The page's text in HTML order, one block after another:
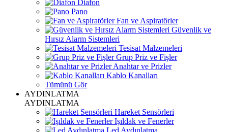
Diafon
Pano
Fan ve Aspiratörler
Güvenlik ve
Hırsız Alarm Sistemleri
Tesisat Malzemeleri
Grup Priz ve Fişler
Anahtar ve Prizler
Kablo Kanalları
Tümünü Gör
AYDINLATMA
AYDINLATMA
Hareket Sensörleri
Işıldak ve Fenerler
Led Aydınlatma